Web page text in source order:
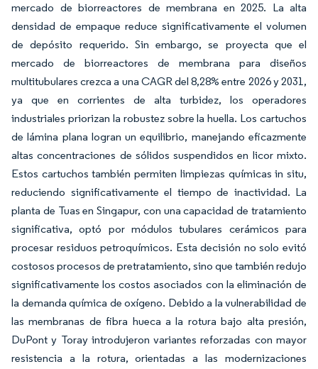
mercado de biorreactores de membrana en 2025. La alta
densidad de empaque reduce significativamente el volumen
de depósito requerido. Sin embargo, se proyecta que el
mercado de biorreactores de membrana para diseños
multitubulares crezca a una CAGR del 8,28% entre 2026 y 2031,
ya que en corrientes de alta turbidez, los operadores
industriales priorizan la robustez sobre la huella. Los cartuchos
de lámina plana logran un equilibrio, manejando eficazmente
altas concentraciones de sólidos suspendidos en licor mixto.
Estos cartuchos también permiten limpiezas químicas in situ,
reduciendo significativamente el tiempo de inactividad. La
planta de Tuas en Singapur, con una capacidad de tratamiento
significativa, optó por módulos tubulares cerámicos para
procesar residuos petroquímicos. Esta decisión no solo evitó
costosos procesos de pretratamiento, sino que también redujo
significativamente los costos asociados con la eliminación de
la demanda química de oxígeno. Debido a la vulnerabilidad de
las membranas de fibra hueca a la rotura bajo alta presión,
DuPont y Toray introdujeron variantes reforzadas con mayor
resistencia a la rotura, orientadas a las modernizaciones